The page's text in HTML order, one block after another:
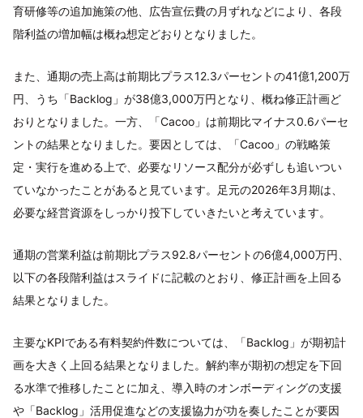
育研修等の追加施策の他、広告宣伝費の月ずれなどにより、各段
階利益の増加幅は概ね想定どおりとなりました。
また、通期の売上高は前期比プラス12.3パーセントの41億1,200万
円、うち「Backlog」が38億3,000万円となり、概ね修正計画ど
おりとなりました。一方、「Cacoo」は前期比マイナス0.6パーセ
ントの結果となりました。要因としては、「Cacoo」の戦略策
定・実行を進める上で、必要なリソース配分が必ずしも追いつい
ていなかったことがあると見ています。足元の2026年3月期は、
必要な経営資源をしっかり投下していきたいと考えています。
通期の営業利益は前期比プラス92.8パーセントの6億4,000万円、
以下の各段階利益はスライドに記載のとおり、修正計画を上回る
結果となりました。
主要なKPIである有料契約件数については、「Backlog」が期初計
画を大きく上回る結果となりました。解約率が期初の想定を下回
る水準で推移したことに加え、導入時のオンボーディングの支援
や「Backlog」活用促進などの支援協力が功を奏したことが要因